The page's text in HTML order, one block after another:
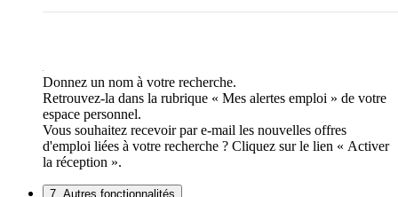
Donnez un nom à votre recherche.
Retrouvez-la dans la rubrique « Mes alertes emploi » de votre
espace personnel.
Vous souhaitez recevoir par e-mail les nouvelles offres
d'emploi liées à votre recherche ? Cliquez sur le lien « Activer
la réception ».
7. Autres fonctionnalités